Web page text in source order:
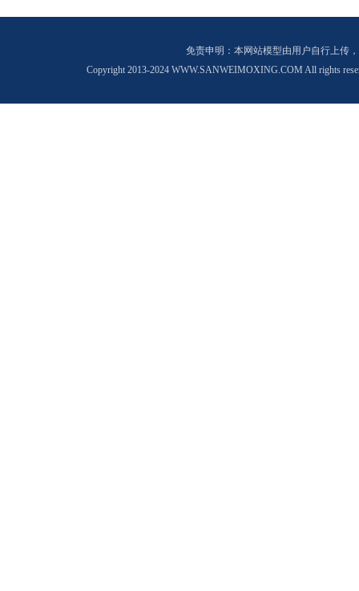
免责申明：本网站模型由用户自行上传
Copyright 2013-2024 WWW.SANWEIMOXING.COM All rights